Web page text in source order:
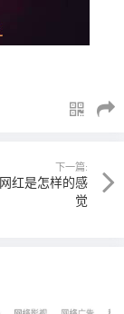
下一篇:
红是怎样的感
觉